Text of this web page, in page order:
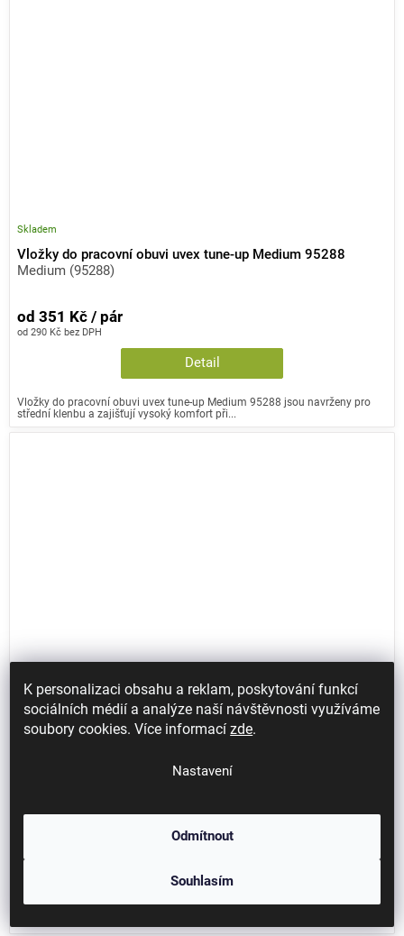
K personalizaci obsahu a reklam, poskytování funkcí
sociálních médií a analýze naší návštěvnosti využíváme
soubory cookies. Více informacízde.
Nastavení
Odmítnout
Souhlasím
Vložky do pracovní obuvi uvex tune-up Medium 95288
Medium (95288)
Skladem
od 290 Kč bez DPH
od 351 Kč / pár
Detail
Vložky do pracovní obuvi uvex tune-up Medium 95288 jsou navrženy pro
střední klenbu a zajišťují vysoký komfort při...
1 - 2 týdny
Výměnné vložky do pracovní obuvi uvex 2 trend zajišťují komfort a podporu